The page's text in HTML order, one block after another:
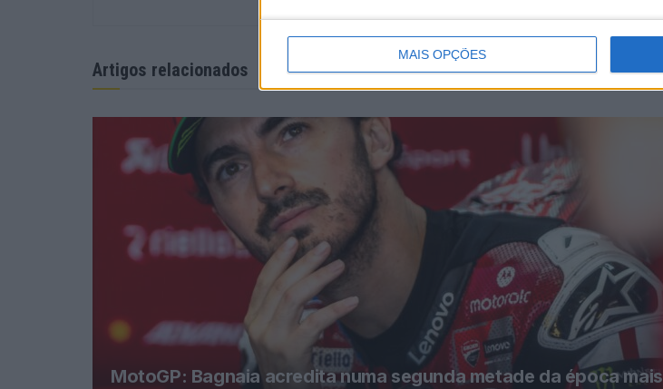
MAIS OPÇÕES
Artigos relacionados
MotoGP: Bagnaia acredita numa segunda metade da época mais